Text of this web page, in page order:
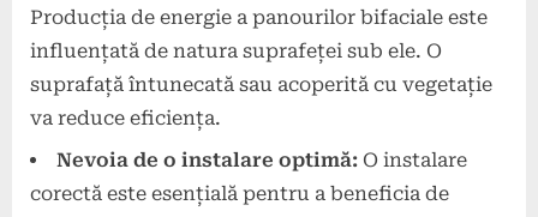
Producția de energie a panourilor bifaciale este
influențată de natura suprafeței sub ele. O
suprafață întunecată sau acoperită cu vegetație
va reduce eficiența.
Nevoia de o instalare optimă: O instalare
corectă este esențială pentru a beneficia de